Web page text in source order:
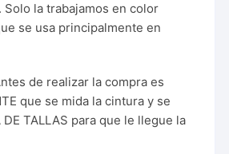
Solo la trabajamos en color
se usa principalmente en
de realizar la compra es
que se mida la cintura y se
TALLAS para que le llegue la